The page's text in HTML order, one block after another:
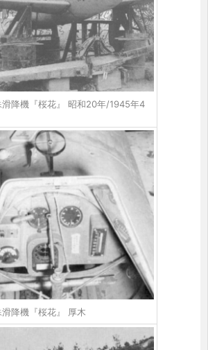
降機『桜花』 昭和20年/1945年4
降機『桜花』 厚木